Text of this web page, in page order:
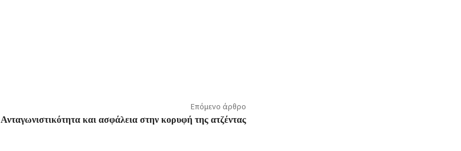
Επόμενο άρθρο
Ανταγωνιστικότητα και ασφάλεια στην κορυφή της ατζέντας